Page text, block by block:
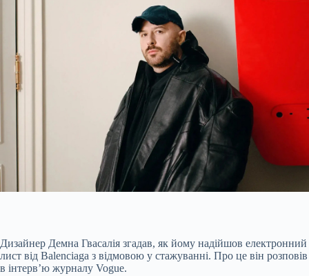
Дизайнер Демна Гвасалія згадав, як йому надійшов електронний
лист від Balenciaga з відмовою у стажуванні. Про це він розповів
в інтерв’ю журналу Vogue.